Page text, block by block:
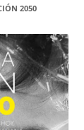
2050